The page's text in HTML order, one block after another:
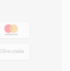
Előre utalás